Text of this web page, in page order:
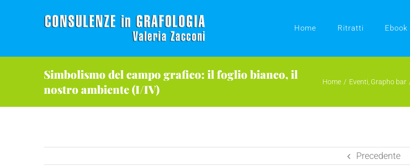
Home Ritratti Ebook
Simbolismo del campo grafico: il foglio bianco, il
nostro ambiente (I/IV)
Home Eventi Grapho bar
Precedente